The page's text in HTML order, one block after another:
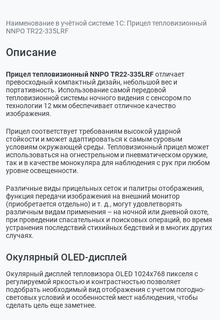
Наименование в учётной системе 1С: Прицел тепловизионный
NNPO TR22-335LRF
Описание
Прицел тепловизионный NNPO TR22-335LRFотличает
превосходный компактный дизайн, небольшой вес и
портативность. Использование самой передовой
тепловизионной системы ночного видения с сенсором по
технологии 12 мкм обеспечивает отличное качество
изображения.
Прицел соответствует требованиям высокой ударной
стойкости и может адаптироваться к самым суровым
условиям окружающей среды. Тепловизионный прицел может
использоваться на огнестрельном и пневматическом оружие,
так и в качестве монокуляра для наблюдения с рук при любом
уровне освещенности.
Различные виды прицельных сеток и палитры отображения,
функция передачи изображения на внешний монитор
(приобретается отдельно) и т. д., могут удовлетворять
различным видам применения – на ночной или дневной охоте,
при проведении спасательных и поисковых операций, во время
устранения последствий стихийных бедствий и в многих других
случаях.
Окулярный OLED-дисплей
Окулярный дисплей тепловизора OLED 1024х768 пикселя с
регулируемой яркостью и контрастностью позволяет
подобрать необходимый вид отображения с учетом погодно-
световых условий и особенностей мест наблюдения, чтобы
сделать цель еще заметнее.